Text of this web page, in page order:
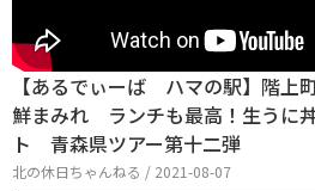
【あるでぃーば ハマの駅】階
鮮まみれ ランチも最高！生うに
ト 青森県ツアー第十二弾
北の休日ちゃんねる / 2021-08-07